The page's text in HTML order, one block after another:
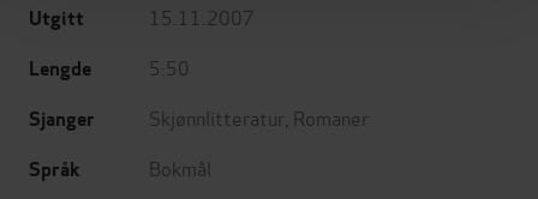
Utgitt 15.11.2007
Lengde 5:50
Sjanger Skjønnlitteratur Romaner
Språk Bokmål